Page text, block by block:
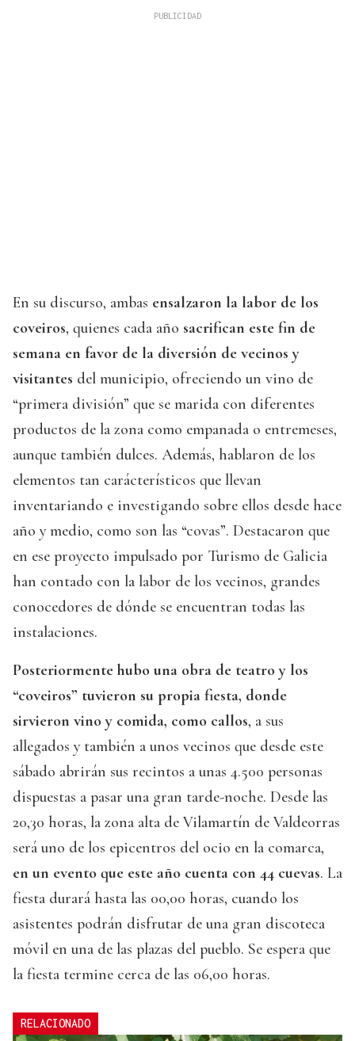
En su discurso, ambas ensalzaron la labor de los
coveiros, quienes cada año sacrifican este fin de
semana en favor de la diversión de vecinos y
visitantes del municipio, ofreciendo un vino de
“primera división” que se marida con diferentes
productos de la zona como empanada o entremeses,
aunque también dulces. Además, hablaron de los
elementos tan carácterísticos que llevan
inventariando e investigando sobre ellos desde hace
año y medio, como son las “covas”. Destacaron que
en ese proyecto impulsado por Turismo de Galicia
han contado con la labor de los vecinos, grandes
conocedores de dónde se encuentran todas las
instalaciones.
Posteriormente hubo una obra de teatro y los
“coveiros” tuvieron su propia fiesta, donde
sirvieron vino y comida, como callos, a sus
allegados y también a unos vecinos que desde este
sábado abrirán sus recintos a unas 4.500 personas
dispuestas a pasar una gran tarde-noche. Desde las
20,30 horas, la zona alta de Vilamartín de Valdeorras
será uno de los epicentros del ocio en la comarca,
en un evento que este año cuenta con 44 cuevas. La
fiesta durará hasta las 00,00 horas, cuando los
asistentes podrán disfrutar de una gran discoteca
móvil en una de las plazas del pueblo. Se espera que
la fiesta termine cerca de las 06,00 horas.
RELACIONADO